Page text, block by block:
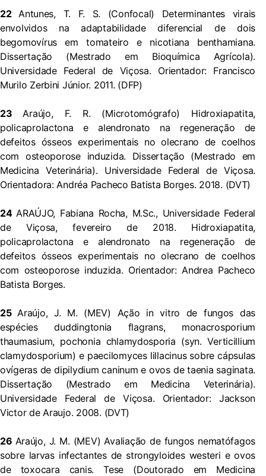
22Antunes, T. F. S. (Confocal) Determinantes virais
envolvidos na adaptabilidade diferencial de dois
begomovírus em tomateiro e nicotiana benthamiana.
Dissertação (Mestrado em Bioquímica Agrícola).
Universidade Federal de Viçosa. Orientador: Francisco
Murilo Zerbini Júnior. 2011. (DFP)
23Araújo, F. R. (Microtomógrafo) Hidroxiapatita,
policaprolactona e alendronato na regeneração de
defeitos ósseos experimentais no olecrano de coelhos
com osteoporose induzida. Dissertação (Mestrado em
Medicina Veterinária). Universidade Federal de Viçosa.
Orientadora: Andréa Pacheco Batista Borges. 2018. (DVT)
24ARAÚJO, Fabiana Rocha, M.Sc., Universidade Federal
de Viçosa, fevereiro de 2018. Hidroxiapatita,
policaprolactona e alendronato na regeneração de
defeitos ósseos experimentais no olecrano de coelhos
com osteoporose induzida. Orientador: Andrea Pacheco
Batista Borges.
25Araújo, J. M. (MEV) Ação in vitro de fungos das
espécies duddingtonia flagrans, monacrosporium
thaumasium, pochonia chlamydosporia (syn. Verticillium
clamydosporium) e paecilomyces lillacinus sobre cápsulas
ovígeras de dipilydium caninum e ovos de taenia saginata.
Dissertação (Mestrado em Medicina Veterinária).
Universidade Federal de Viçosa. Orientador: Jackson
Victor de Araujo. 2008. (DVT)
26 Araújo, J. M. (MEV) Avaliação de fungos nematófagos
sobre larvas infectantes de strongyloides westeri e ovos
de toxocara canis. Tese (Doutorado em Medicina